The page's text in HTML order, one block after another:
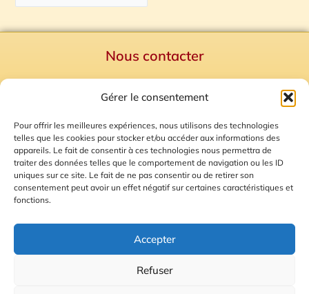
Gérer le consentement
Pour offrir les meilleures expériences, nous utilisons des technologies
telles que les cookies pour stocker et/ou accéder aux informations des
appareils. Le fait de consentir à ces technologies nous permettra de
traiter des données telles que le comportement de navigation ou les ID
uniques sur ce site. Le fait de ne pas consentir ou de retirer son
consentement peut avoir un effet négatif sur certaines caractéristiques et
fonctions.
Accepter
Refuser
Nous contacter
Mentions Légales
Plan du site
Gestion des Cookies